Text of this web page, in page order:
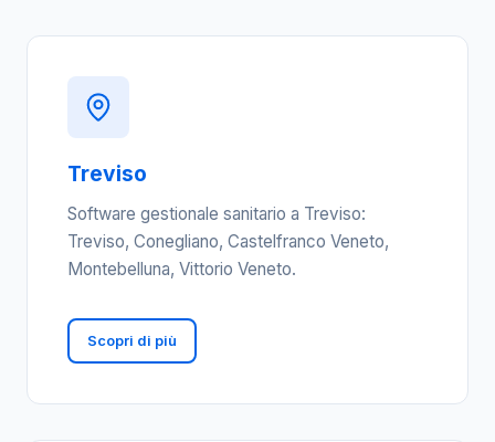
Treviso
Software gestionale sanitario a Treviso:
Treviso, Conegliano, Castelfranco Veneto,
Montebelluna, Vittorio Veneto.
Scopri di più